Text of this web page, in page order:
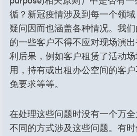
循？新冠疫情涉及到每一个领
疑问因而也涵盖各种情况。我
的一些客户不得不应对现场演
利后果，例如客户租赁了活动
用，持有或出租办公空间的客
免要求等等。
在处理这些问题时没有一个万
不同的方式涉及这些问题。有